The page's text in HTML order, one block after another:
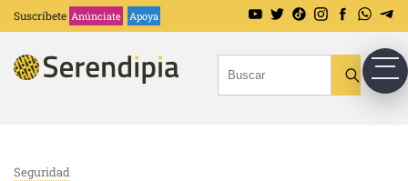
Suscríbete Anúnciate Apoya
Seguridad